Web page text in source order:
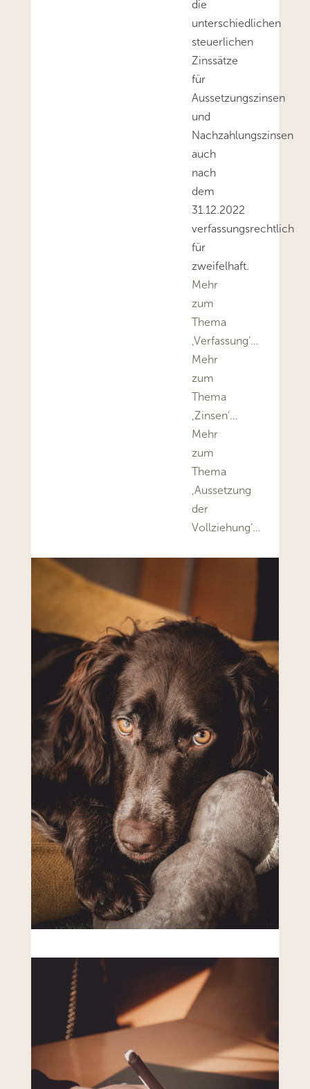
die
unterschiedlichen
steuerlichen
Zinssätze
für
Aussetzungszinsen
und
Nachzahlungszinsen
auch
nach
dem
31.12.2022
verfassungsrechtlich
für
zweifelhaft.
Mehr
zum
Thema
‚Verfassung’…
Mehr
zum
Thema
‚Zinsen’…
Mehr
zum
Thema
‚Aussetzung
der
Vollziehung’…